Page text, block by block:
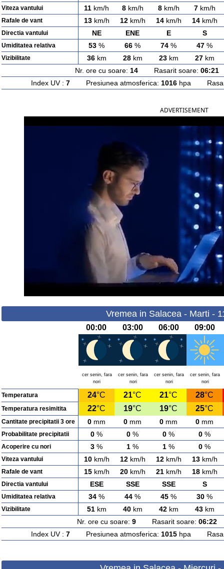
Viteza vantului 11 km/h 8km/h 8km/h 7km/h
Rafale de vant 13km/h 12km/h 14km/h 14km/h
Directia vantului NE ENE E S
Umiditatea relativa 53 % 66 % 74 % 47 %
Vizibilitate 36km 28km 23km 27km
Nr. ore cu soare: 14Rasarit soare: 06:21
Index UV : 7Presiunea atmosferica: 1016hpa
ADVERTISEMENT
Vremea in Salacea - Marti -
00:00 03:00 06:00 09:00
cer senin, fara
nori
cer senin, fara
nori
cer senin, fara
nori
cer senin, fara
nori
Temperatura 24°C 21°C 21°C 28°C
Temperatura resimitita 22°C 19°C 19°C 25°C
Cantitate precipitatii 3 ore 0 mm 0 mm 0 mm 0 mm
Probabilitate precipitatii 0 % 0 % 0 % 0 %
Acoperire cu nori 3 % 1 % 1 % 0 %
Viteza vantului 10km/h 12km/h 12km/h 13km/h
Rafale de vant 15km/h 20km/h 21km/h 18km/h
Directia vantului ESE SSE SSE S
Umiditatea relativa 34 % 44 % 45 % 30 %
Vizibilitate 51km 40km 42km 43km
Nr. ore cu soare: 9Rasarit soare: 06:22
Index UV : 7Presiunea atmosferica: 1015hpa